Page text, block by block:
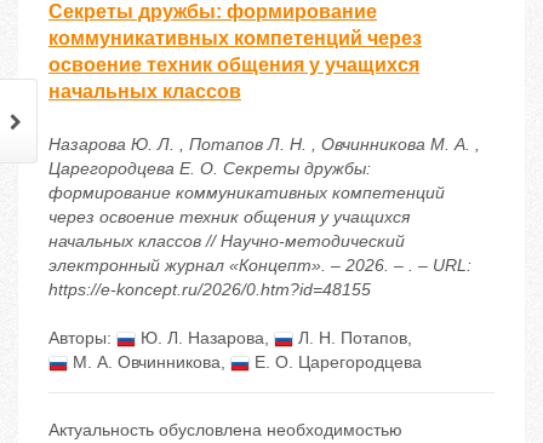
Секреты дружбы: формирование
коммуникативных компетенций через
освоение техник общения у учащихся
начальных классов
Назарова Ю. Л. , Потапов Л. Н. , Овчинникова М. А. ,
Царегородцева Е. О. Секреты дружбы:
формирование коммуникативных компетенций
через освоение техник общения у учащихся
начальных классов // Научно-методический
электронный журнал «Концепт». – 2026. – . – URL:
https://e-koncept.ru/2026/0.htm?id=48155
Авторы: Ю. Л. Назарова, Л. Н. Потапов,
М. А. Овчинникова, Е. О. Царегородцева
Актуальность обусловлена необходимостью